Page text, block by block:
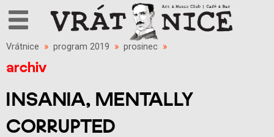
Vrátnice » program 2019 » prosinec »
archiv
INSANIA, MENTALLY
CORRUPTED